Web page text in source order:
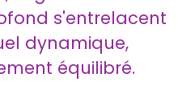
s'entrelacent
dynamique,
équilibré.